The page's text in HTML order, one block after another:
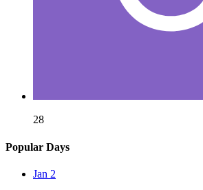
28
Popular Days
Jan 2